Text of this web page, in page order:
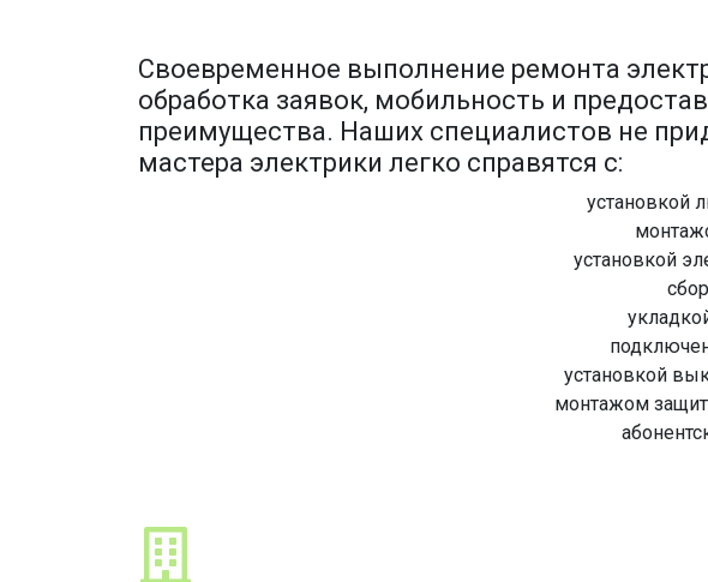
Своевременное выполнение ремонта
обработка заявок, мобильность и
преимущества. Наших специалистов не
мастера электрики легко справятся с:
установкой
установкой
установкой
монтажом